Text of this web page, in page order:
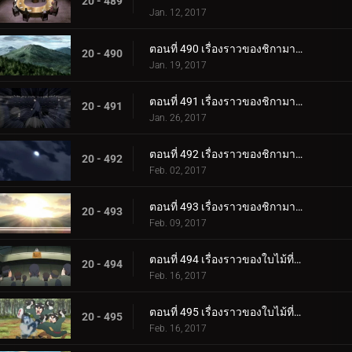
Jan. 12, 2017
20 - 490 ตอนที่ 490 เรื่องราวของชิกามารุ เมฆล่องลอยในความมืดอันเงียบสงบ ตอนที่ 2 เมฆดำ
Jan. 19, 2017
20 - 491 ตอนที่ 491 เรื่องราวของชิกามารุ เมฆล่องลอยไปในความมืดอันเงียบสงบ ตอนที่ 3: ความประมาท
Jan. 26, 2017
20 - 492 ตอนที่ 492 เรื่องราวของชิกามารุ เมฆล่องลอยในความมืดอันเงียบสงบ ตอนที่ 4: เมฆแห่งความสงสัย
Feb. 02, 2017
20 - 493 ตอนที่ 493 เรื่องราวของชิกามารุ เมฆล่องลอยในความมืดอันเงียบสงบ ตอนที่ 5 รุ่งอรุณ
Feb. 09, 2017
20 - 494 ตอนที่ 494 เรื่องราวของใบไม้ที่ซ่อนอยู่ วันที่สมบูรณ์แบบสำหรับงานแต่งงาน ตอนที่ 1 งานแต่งงานของนารูโตะ
Feb. 16, 2017
20 - 495 ตอนที่ 495 เรื่องราวของใบไม้ที่ซ่อนอยู่ วันที่สมบูรณ์แบบสำหรับงานแต่งงาน ตอนที่ 2: ของขวัญแต่งงานที่เต็มเปี่ยมไปด้วยพลัง
Feb. 16, 2017